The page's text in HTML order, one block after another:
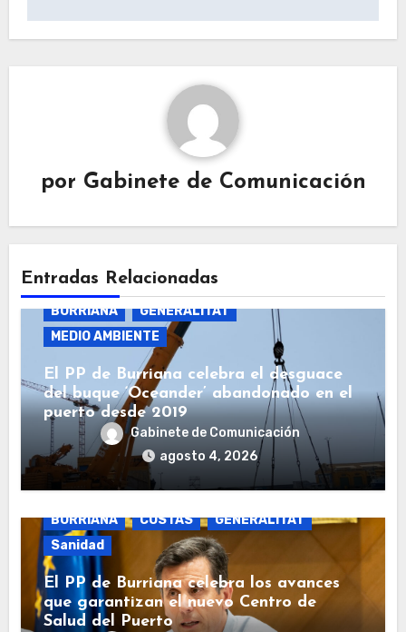
por Gabinete de Comunicación
Entradas Relacionadas
BURRIANA
GENERALITAT
MEDIO AMBIENTE
El PP de Burriana celebra el desguace
del buque ‘Oceander’ abandonado en el
puerto desde 2019
Gabinete de Comunicación
agosto 4, 2026
BURRIANA COSTAS
GENERALITAT
Sanidad
El PP de Burriana celebra los avances
que garantizan el nuevo Centro de
Salud del Puerto